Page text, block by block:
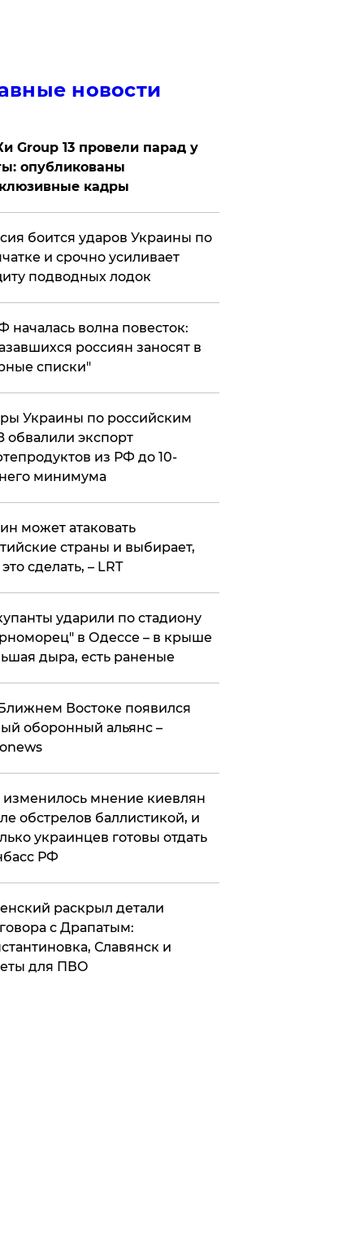
новости
Group 13 провели парад у
опубликованы
кадры
боится ударов Украины по
и срочно усиливает
подводных лодок
началась волна повесток:
россиян заносят в
списки"
Украины по российским
обвалили экспорт
из РФ до 10-
минимума
может атаковать
страны и выбирает,
сделать, – LRT
ударили по стадиону
в Одессе – в крыше
дыра, есть раненые
Востоке появился
оборонный альянс –
изменилось мнение киевлян
обстрелов баллистикой, и
украинцев готовы отдать
РФ
раскрыл детали
с Драпатым:
Славянск и
для ПВО